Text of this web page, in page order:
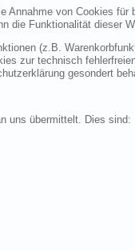
von Cookies für
die Funktionalität dieser
(z.B.
zur technisch
gesondert
uns übermittelt. Dies sind: